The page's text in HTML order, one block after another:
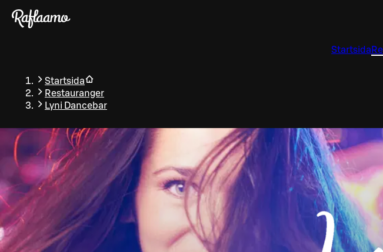
Gå till huvudinnehållet
Startsida
Startsida
Restauranger
Lyni Dancebar